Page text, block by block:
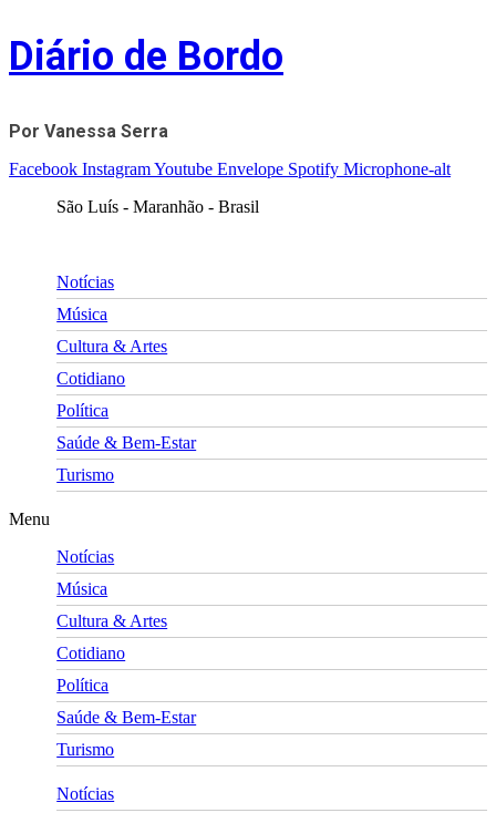
Skip
to
content
Diário de Bordo
Por Vanessa Serra
Facebook InstagramYoutube Envelope Spotify Microphone-alt
São Luís - Maranhão - Brasil
Notícias
Música
Cultura & Artes
Cotidiano
Política
Saúde & Bem-Estar
Turismo
Menu
Notícias
Música
Cultura & Artes
Cotidiano
Política
Saúde & Bem-Estar
Turismo
Notícias